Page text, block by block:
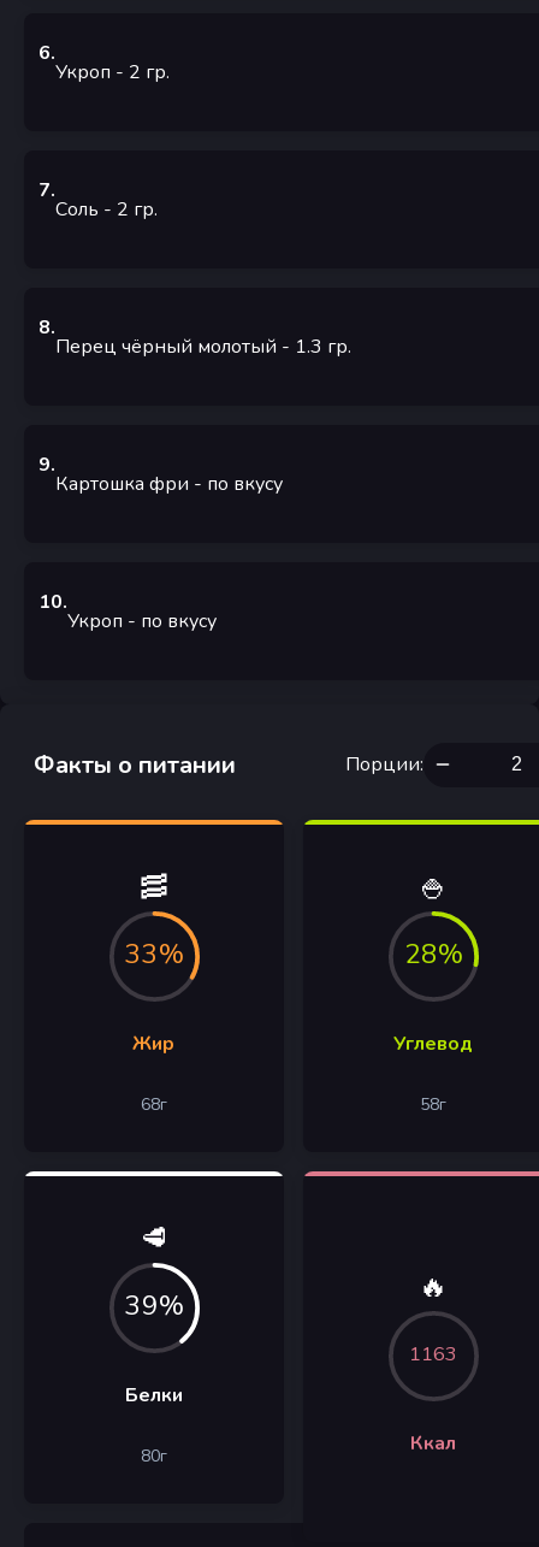
6.
Укроп - 2 гр.
7.
Соль - 2 гр.
8.
Перец чёрный молотый - 1.3 гр.
9.
Картошка фри - по вкусу
10.
Укроп - по вкусу
Факты о питании Порции:
🥓
33%
Жир
68г
🍚
28%
Углевод
58г
🥩
39%
Белки
80г
🔥
1163
Ккал